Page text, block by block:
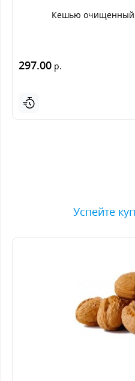
Кешью очищенный
297.00 р.
Успейте